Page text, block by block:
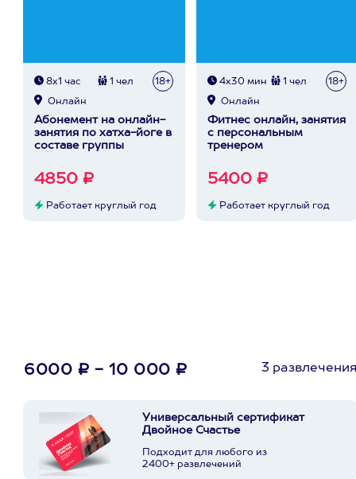
8х1 час 1 чел 18+
Онлайн
Абонемент на онлайн-
занятия по хатха-йоге в
составе группы
4850 ₽
Работает круглый год
4х30 мин 1 чел 18+
Онлайн
Фитнес онлайн, занятия
с персональным
тренером
5400 ₽
Работает круглый год
6000 ₽ - 10 000 ₽ 3
Универсальный сертификат
Двойное Счастье
Подходит для любого из
2400+ развлечений